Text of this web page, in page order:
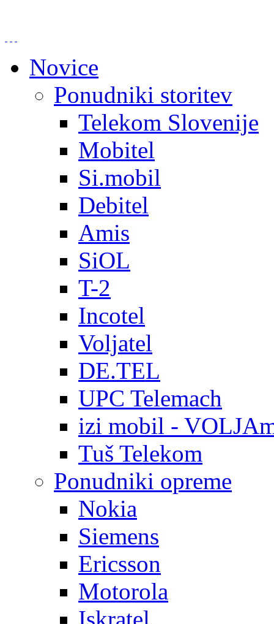
Novice
Ponudniki storitev
Telekom Slovenije
Mobitel
Si.mobil
Debitel
Amis
SiOL
T-2
Incotel
Voljatel
DE.TEL
UPC Telemach
izi mobil -
Tuš Telekom
Ponudniki opreme
Nokia
Siemens
Ericsson
Motorola